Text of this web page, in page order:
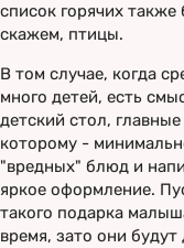
список горячих
скажем, птицы.
В том случае, когда
много детей, есть
детский стол,
которому -
"вредных" блюд и
яркое оформление.
такого подарка
время, зато они